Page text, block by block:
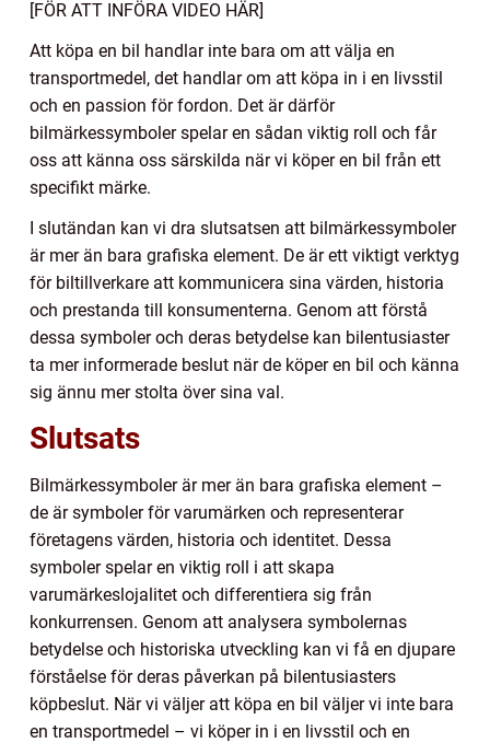
[FÖR ATT INFÖRA VIDEO HÄR]
Att köpa en bil handlar inte bara om att välja en
transportmedel, det handlar om att köpa in i en livsstil
och en passion för fordon. Det är därför
bilmärkessymboler spelar en sådan viktig roll och får
oss att känna oss särskilda när vi köper en bil från ett
specifikt märke.
I slutändan kan vi dra slutsatsen att bilmärkessymboler
är mer än bara grafiska element. De är ett viktigt verktyg
för biltillverkare att kommunicera sina värden, historia
och prestanda till konsumenterna. Genom att förstå
dessa symboler och deras betydelse kan bilentusiaster
ta mer informerade beslut när de köper en bil och känna
sig ännu mer stolta över sina val.
Slutsats
Bilmärkessymboler är mer än bara grafiska element –
de är symboler för varumärken och representerar
företagens värden, historia och identitet. Dessa
symboler spelar en viktig roll i att skapa
varumärkeslojalitet och differentiera sig från
konkurrensen. Genom att analysera symbolernas
betydelse och historiska utveckling kan vi få en djupare
förståelse för deras påverkan på bilentusiasters
köpbeslut. När vi väljer att köpa en bil väljer vi inte bara
en transportmedel – vi köper in i en livsstil och en